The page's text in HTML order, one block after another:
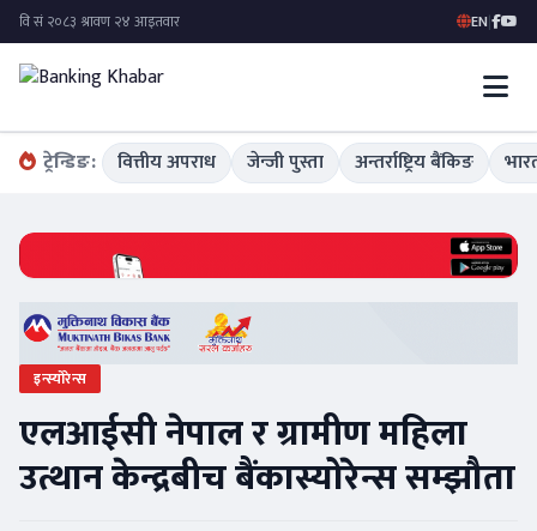
EN|
ट्रेन्डिङ: वित्तीय अपराध जेन्जी पुस्ता अन्तर्राष्ट्रिय बैंकिङ
इन्स्योरेन्स
एलआईसी नेपाल र ग्रामीण महिला
उत्थान केन्द्रबीच बैंकास्योरेन्स सम्झौता